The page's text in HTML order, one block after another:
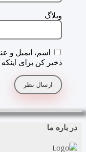
وبلاگ
اسم، ایمیل و
ذخیر کن برای اینکه
در باره ما